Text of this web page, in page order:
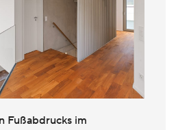
Fußabdrucks im